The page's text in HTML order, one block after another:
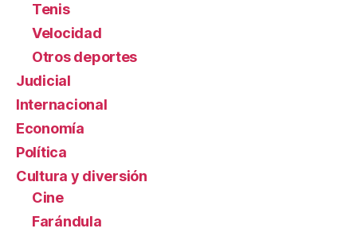
Tenis
Velocidad
Otros deportes
Judicial
Internacional
Economía
Política
Cultura y diversión
Cine
Farándula